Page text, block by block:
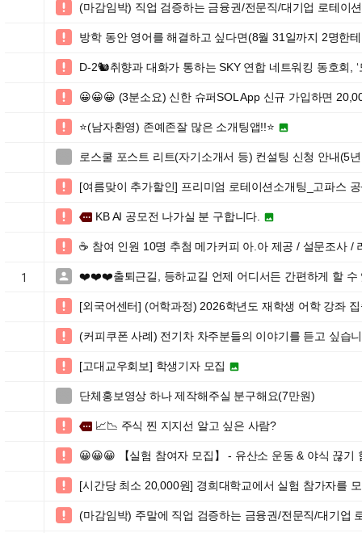
 (마감임박) 직업 검증하는 금융권/전문직/대기업 로테이
 방학 동안 영어를 해결하고 싶다면(8월 31일까지 2명한
 D-2🐿️취향과 대화가 통하는 SKY 연합 네트워킹 동호회,
 😀😀😀 (3분소요) 신한 슈퍼SOL App 신규 가입하면
 ⭐️(남자환영) 존예존잘 많은 소개팅앱!!⭐️ 
로스쿨 포스트 리트(자기소개서 등) 컨설팅 신청 안내(5
 [여름맞이 추가할인] 프리미엄 로테이션소개팅_고파스
 more KB AI 공모전 나가실 분 구합니다. 
 ☕️ 참여 인원 10명 추첨 메가커피 아.아 제공 / 설문조사
1  ❤️❤️❤️출퇴근길, 등하교길 언제 어디서든 간편하게 할
 [외국어센터] (어학과정) 2026학년도 재학생 어학 강좌
 (커피쿠폰 사례) 전기차 차주분들의 이야기를 듣고 싶습
 [고대교우회보] 학생기자 모집 
단체홍보영상 하나 제작해주실 분구해요(7만원)
 more 📈📉 주식 찐 지지선 알고 싶은 사람?
 😀😀😀 【실험 참여자 모집】 - 유산소 운동 & 야식 끊
 [시간당 최소 20,000원] 경희대학교에서 실험 참가자를
 (마감임박) 주말에 직업 검증하는 금융권/전문직/대기업